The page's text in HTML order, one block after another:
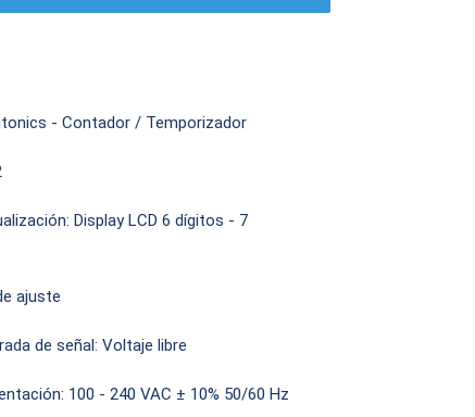
- Contador / Temporizador
Display LCD 6 dígitos - 7
ajuste
de señal: Voltaje libre
100 - 240 VAC ± 10% 50/60 Hz